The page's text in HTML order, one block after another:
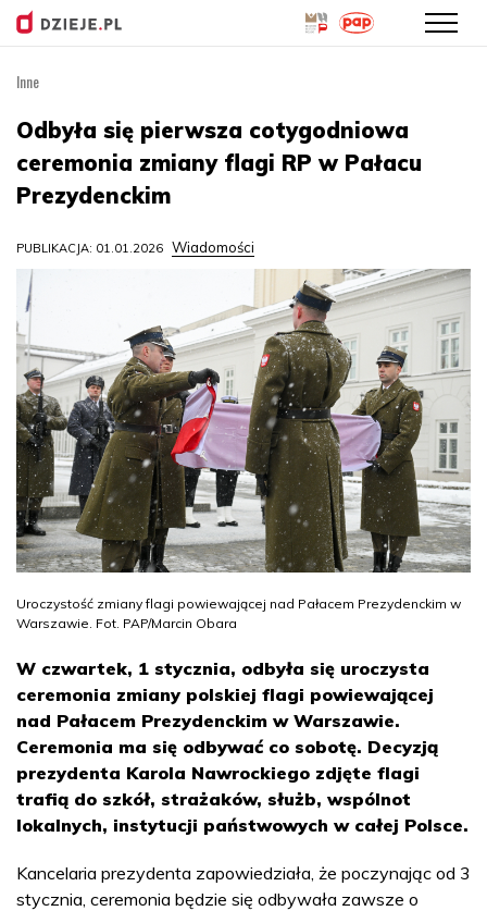
treści
Inne
Odbyła się pierwsza cotygodniowa
ceremonia zmiany flagi RP w Pałacu
Prezydenckim
PUBLIKACJA: 01.01.2026 Wiadomości
Uroczystość zmiany flagi powiewającej nad Pałacem Prezydenckim w
Warszawie. Fot. PAP/Marcin Obara
W czwartek, 1 stycznia, odbyła się uroczysta
ceremonia zmiany polskiej flagi powiewającej
nad Pałacem Prezydenckim w Warszawie.
Ceremonia ma się odbywać co sobotę. Decyzją
prezydenta Karola Nawrockiego zdjęte flagi
trafią do szkół, strażaków, służb, wspólnot
lokalnych, instytucji państwowych w całej Polsce.
Kancelaria prezydenta zapowiedziała, że poczynając od 3
stycznia, ceremonia będzie się odbywała zawsze o